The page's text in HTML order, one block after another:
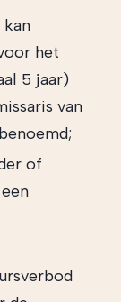
kan
het
5 jaar)
van
of